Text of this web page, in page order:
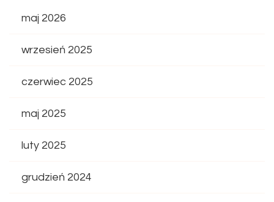
maj 2026
wrzesień 2025
czerwiec 2025
maj 2025
luty 2025
grudzień 2024